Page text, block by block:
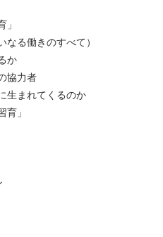
る働きのすべて）
か
協力者
生まれてくるのか
」